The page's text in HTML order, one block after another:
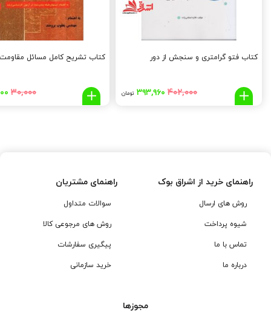
کتاب فتو گرامتری و سنجش از دور
۴۰۲,۰۰۰ قیمت
۳۹۳,۹۶۰ تومانقیمت
کتاب تشریح کامل مسائل مقاومت
۳۰,۰۰۰
راهنمای خرید از اشراق بوک
روش های ارسال
شیوه پرداخت
تماس با ما
درباره ما
راهنمای مشتریان
سوالات متداول
روش های مرجوعی کالا
پیگیری سفارشات
خرید سازمانی
مجوزها